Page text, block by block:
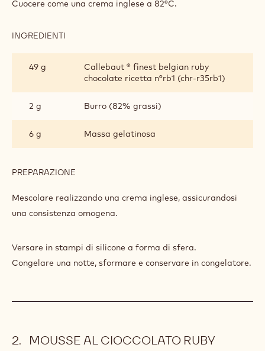
AL
Cuocere come una crema inglese a 82°C.
INGREDIENTI
CREMOSO
LAMPONE
49 g
Callebaut ® finest belgian ruby
chocolate ricetta n°rb1 (chr-r35rb1)
2 g Burro (82% grassi)
6 g Massa gelatinosa
PREPARAZIONE
DI
AL
Mescolare realizzando una crema inglese, assicurandosi
una consistenza omogena.
Versare in stampi di silicone a forma di sfera.
Congelare una notte, sformare e conservare in congelatore.
MOUSSE AL CIOCCOLATO RUBY